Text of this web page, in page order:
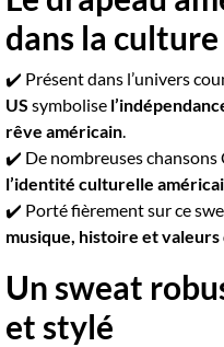
dans la
✔️ Présent dans l’univers
US symbolise
rêve américain.
✔️ De nombreuses chansons
l’identité culturelle
✔️ Porté fièrement sur ce
musique, histoire et
Un sweat
et stylé